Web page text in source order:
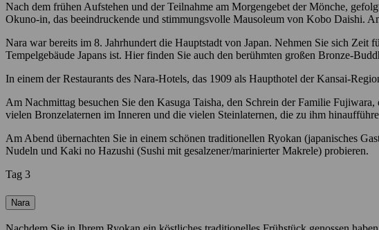
Nach dem frühen Aufstehen und der Teilnahme am Morgengebet der Mönche,
Okuno-in, das beeindruckende und stimmungsvolle Mausoleum von Kobo Daishi.
Nara war bereits im 8. Jahrhundert die Hauptstadt von Japan. Nehmen Sie sich Zeit
Tempelgebäude Japans ist. Hier finden Sie auch den berühmten großen Bronze-
In einem der Restaurants des Nara-Hotels, das 1909 als Haupthotel der Kansai-
Am Nachmittag besuchen Sie den Kasuga Taisha, den Schrein der Familie
vielen Bronzelaternen im Inneren und die vielen Steinlaternen, die zu ihm
Am Abend übernachten Sie in einem schönen traditionellen Ryokan (japanisches
Nudeln und Kaki no Hazushi (Sushi mit gesalzener/marinierter Makrele) probieren.
Tag 3
Nara